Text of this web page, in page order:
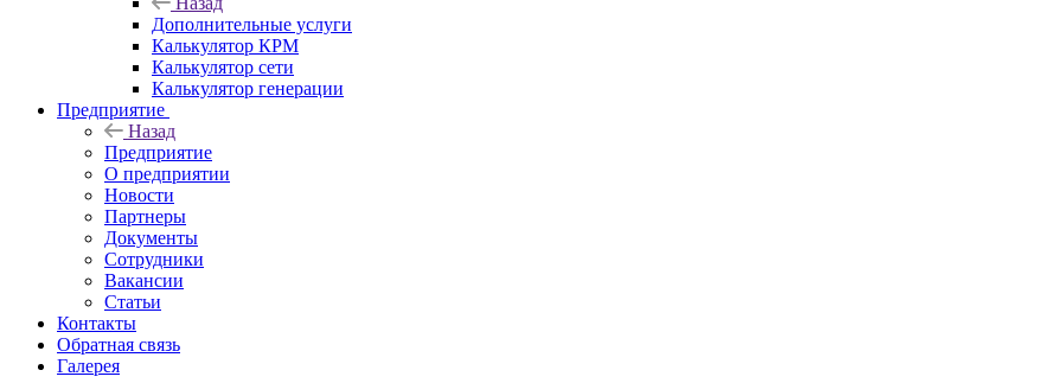
Дополнительные услуги
Калькулятор КРМ
Калькулятор сети
Калькулятор генерации
Предприятие
Назад
Предприятие
О предприятии
Новости
Партнеры
Документы
Сотрудники
Вакансии
Статьи
Контакты
Обратная связь
Галерея